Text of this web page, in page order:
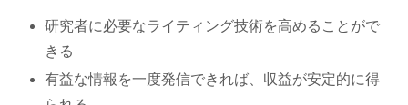
研究者に必要なライティング技術を高めることがで
きる
有益な情報を一度発信できれば、収益が安定的に得